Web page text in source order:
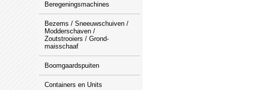
Beregeningsmachines
Bezems / Sneeuwschuiven /
Modderschaven /
Zoutstrooiers / Grond-
maisschaaf
Boomgaardspuiten
Containers en Units